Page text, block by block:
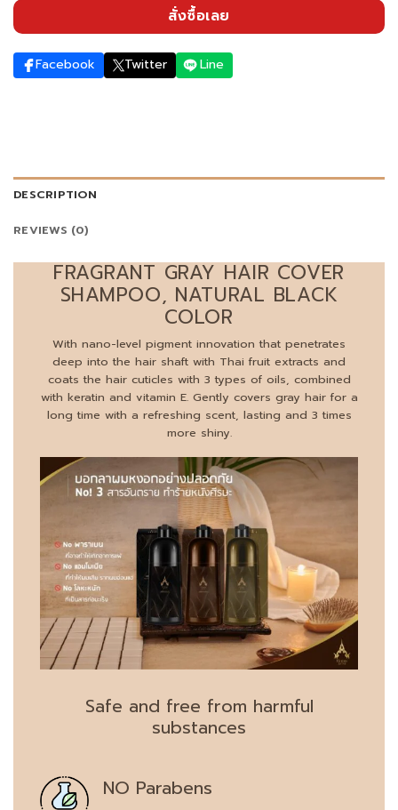
สั่งซื้อเลย
Facebook Twitter Line
DESCRIPTION
REVIEWS (0)
FRAGRANT GRAY HAIR COVER
SHAMPOO, NATURAL BLACK
COLOR
With nano-level pigment innovation that penetrates
deep into the hair shaft with Thai fruit extracts and
coats the hair cuticles with 3 types of oils, combined
with keratin and vitamin E. Gently covers gray hair for a
long time with a refreshing scent, lasting and 3 times
more shiny.
Safe and free from harmful
substances
NO Parabens